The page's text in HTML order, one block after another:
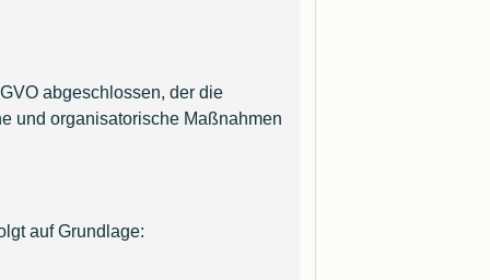
abgeschlossen, der die
und organisatorische Maßnahmen
auf Grundlage: